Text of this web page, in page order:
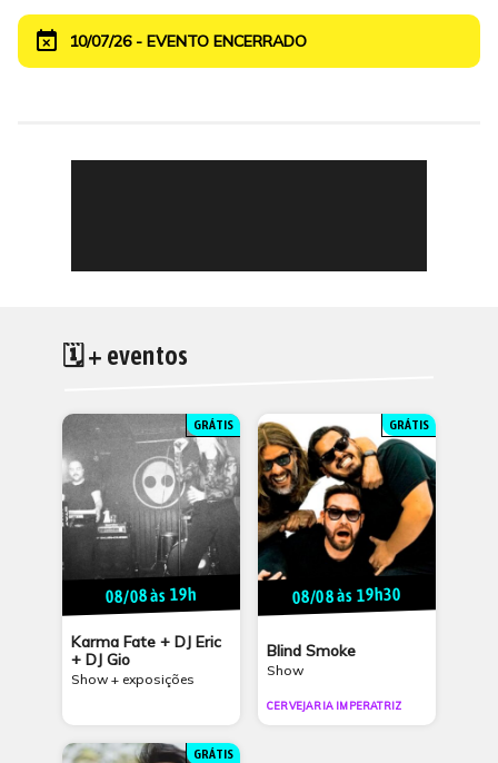
event_busy 10/07/26 - EVENTO ENCERRADO
🗓 + eventos
GRÁTIS
08/08 às 19h
Karma Fate + DJ Eric
+ DJ Gio
Show + exposições
GRÁTIS
08/08 às 19h30
Blind Smoke
Show
CERVEJARIA IMPERATRIZ
GRÁTIS